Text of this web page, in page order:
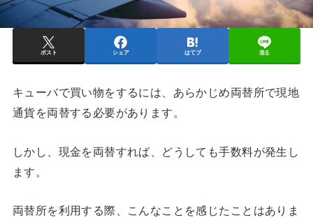
ポスト シェア はてブ 送る
キューバで買い物をするには、あらかじめ両替所で現地
通貨を両替する必要があります。
しかし、現金を両替すれば、どうしても手数料が発生し
ます。
両替所を利用する際、こんなことを感じたことはありま